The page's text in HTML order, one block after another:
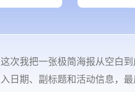
这次我把一张极简海报从空白
入日期、副标题和活动信息，